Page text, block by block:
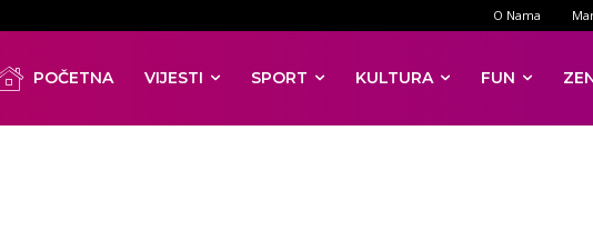
O Nama
POČETNA VIJESTI SPORT KULTURA FUN